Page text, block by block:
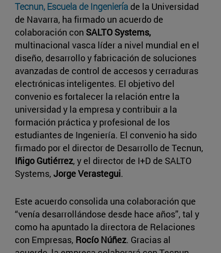
Tecnun, Escuela de Ingeniería de la Universidad
de Navarra, ha firmado un acuerdo de
colaboración con SALTO Systems,
multinacional vasca líder a nivel mundial en el
diseño, desarrollo y fabricación de soluciones
avanzadas de control de accesos y cerraduras
electrónicas inteligentes. El objetivo del
convenio es fortalecer la relación entre la
universidad y la empresa y contribuir a la
formación práctica y profesional de los
estudiantes de Ingeniería. El convenio ha sido
firmado por el director de Desarrollo de Tecnun,
Iñigo Gutiérrez, y el director de I+D de SALTO
Systems, Jorge Verastegui.
Este acuerdo consolida una colaboración que
“venía desarrollándose desde hace años”, tal y
como ha apuntado la directora de Relaciones
con Empresas, Rocío Núñez. Gracias al